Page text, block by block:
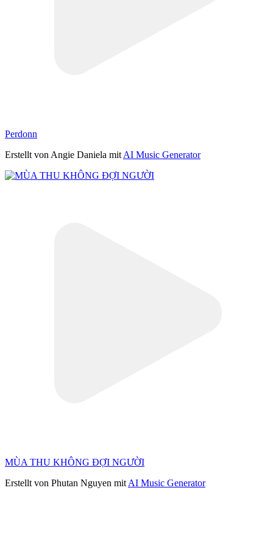
Perdonn
Erstellt von Angie Daniela mit AI Music Generator
MÙA THU KHÔNG ĐỢI NGƯỜI
Erstellt von Phutan Nguyen mit AI Music Generator